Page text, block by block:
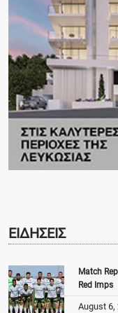
ΕΙΔΗΣΕΙΣ
Match
Red Imps
August 6,